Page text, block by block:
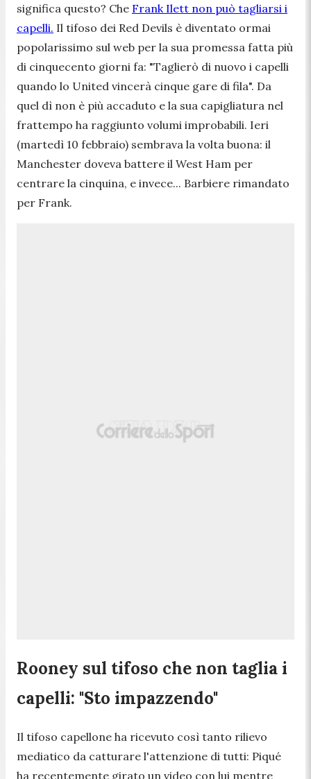
significa questo? Che Frank Ilett non può tagliarsi i
capelli. Il tifoso dei Red Devils è diventato ormai
popolarissimo sul web per la sua promessa fatta più
di cinquecento giorni fa: "Taglierò di nuovo i capelli
quando lo United vincerà cinque gare di fila". Da
quel dì non è più accaduto e la sua capigliatura nel
frattempo ha raggiunto volumi improbabili. Ieri
(martedì 10 febbraio) sembrava la volta buona: il
Manchester doveva battere il West Ham per
centrare la cinquina, e invece... Barbiere rimandato
per Frank.
Rooney sul tifoso che non taglia i
capelli: "Sto impazzendo"
Il tifoso capellone ha ricevuto così tanto rilievo
mediatico da catturare l'attenzione di tutti: Piqué
ha recentemente girato un video con lui mentre